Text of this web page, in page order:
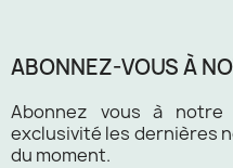
ABONNEZ-VOUS À
Abonnez vous à
exclusivité les dernières
du moment.